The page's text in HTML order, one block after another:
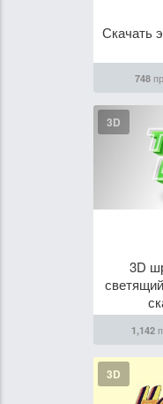
Скачать
748
3D
3D
1,142
3D